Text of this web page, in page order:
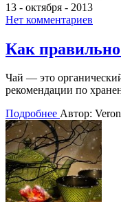
13 - октября - 2013
Нет комментариев
Как
Чай — это
рекомендации по
Подробнее Автор: